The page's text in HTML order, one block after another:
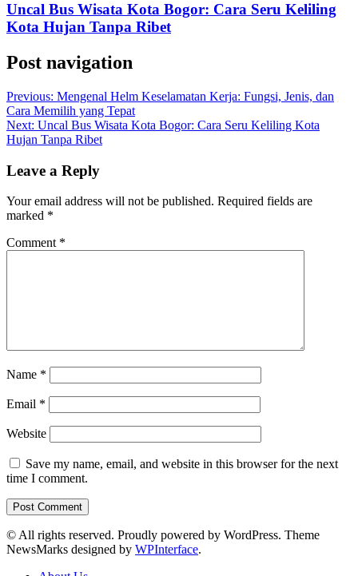
Uncal Bus Wisata Kota Bogor: Cara Seru Keliling
Kota Hujan Tanpa Ribet
Post navigation
Previous: Mengenal Helm Keselamatan Kerja: Fungsi, Jenis, dan
Cara Memilih yang Tepat
Next: Uncal Bus Wisata Kota Bogor: Cara Seru Keliling Kota
Hujan Tanpa Ribet
Leave a Reply
Your email address will not be published. Required fields are
marked *
Comment *
Name *
Email *
Website
Save my name, email, and website in this browser for the next
time I comment.
© All rights reserved. Proudly powered by WordPress. Theme
NewsMarks designed by WPInterface.